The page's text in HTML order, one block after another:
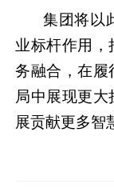
集团将以
业标杆作用
务融合，在
局中展现更
展贡献更多智